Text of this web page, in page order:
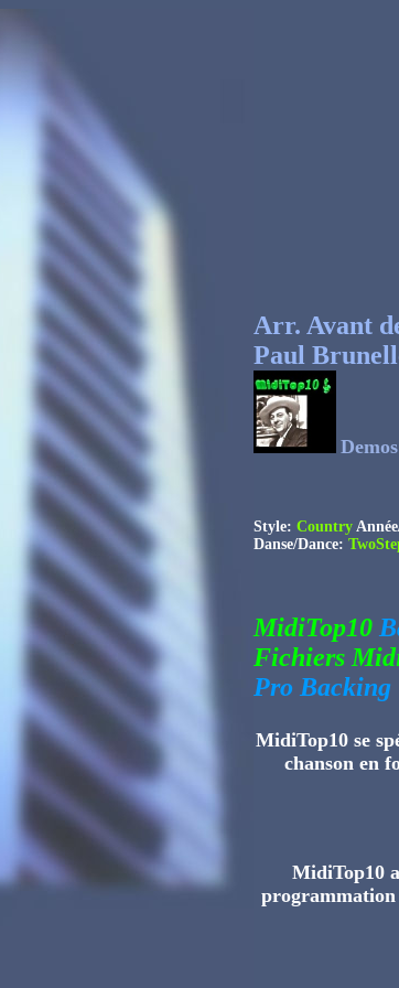
Arr. Avant
Paul
Demos
Style: Country
Danse/Dance:
MidiTop10
Fichiers
Pro Backing
MidiTop10 se
chanson en
MidiTop10
programmation